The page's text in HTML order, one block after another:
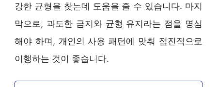
강한 균형을 찾는데 도움을 줄 수 있습니다. 마지
막으로, 과도한 금지와 균형 유지라는 점을 명심
해야 하며, 개인의 사용 패턴에 맞춰 점진적으로
이행하는 것이 좋습니다.